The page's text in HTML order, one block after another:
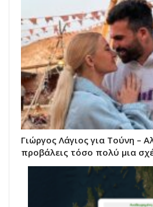
Γιώργος Λάγιος για Τούνη –
προβάλεις τόσο πολύ μια